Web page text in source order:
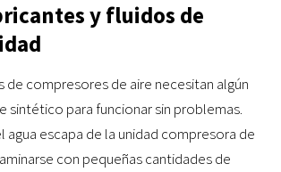
y fluidos de
de compresores de aire necesitan algún
sintético para funcionar sin problemas.
agua escapa de la unidad compresora de
con pequeñas cantidades de